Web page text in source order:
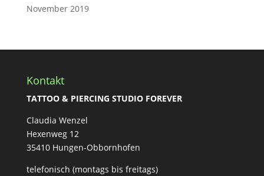
November 2019
Kontakt
TATTOO & PIERCING STUDIO FOREVER
Claudia Wenzel
Hexenweg 12
35410 Hungen-Obbornhofen
telefonisch (montags bis freitags)